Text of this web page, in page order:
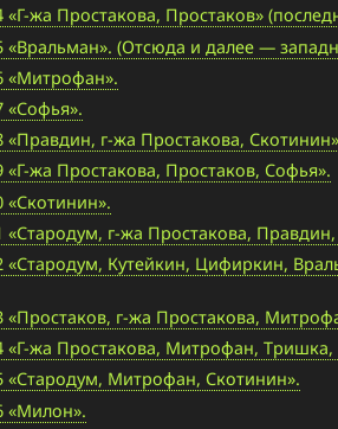
Простакова, Простаков»
(Отсюда и далее —
«Митрофан».
г-жа Простакова,
жа Простакова, Простаков, Софья».
г-жа Простакова, Правдин,
Кутейкин, Цифиркин,
г-жа Простакова,
жа Простакова, Митрофан, Тришка,
Митрофан, Скотинин».
«Милон».